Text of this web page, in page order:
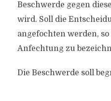
Beschwerde gegen
wird. Soll die
angefochten werden,
Anfechtung zu
Die Beschwerde soll